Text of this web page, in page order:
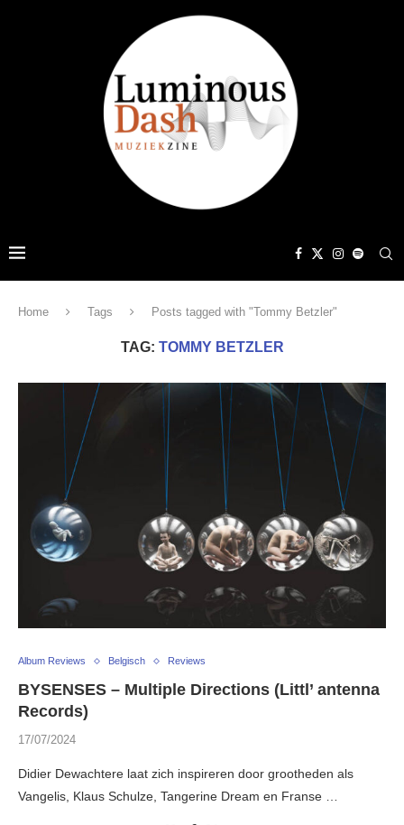
Home Tags Posts tagged with "Tommy Betzler"
TAG: TOMMY BETZLER
Album Reviews Belgisch Reviews
BYSENSES – Multiple Directions (Littl’ antenna
Records)
17/07/2024
Didier Dewachtere laat zich inspireren door grootheden als
Vangelis, Klaus Schulze, Tangerine Dream en Franse …